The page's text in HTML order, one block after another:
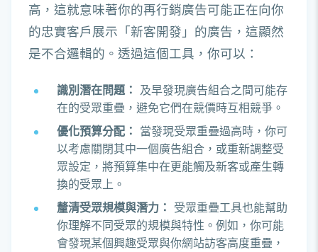
高，這就意味著你的再行銷廣告可能正在向你
的忠實客戶展示「新客開發」的廣告，這顯然
是不合邏輯的。透過這個工具，你可以：
識別潛在問題： 及早發現廣告組合之間可能存
在的受眾重疊，避免它們在競價時互相競爭。
優化預算分配： 當發現受眾重疊過高時，你可
以考慮關閉其中一個廣告組合，或重新調整受
眾設定，將預算集中在更能觸及新客或產生轉
換的受眾上。
釐清受眾規模與潛力： 受眾重疊工具也能幫助
你理解不同受眾的規模與特性。例如，你可能
會發現某個興趣受眾與你網站訪客高度重疊，